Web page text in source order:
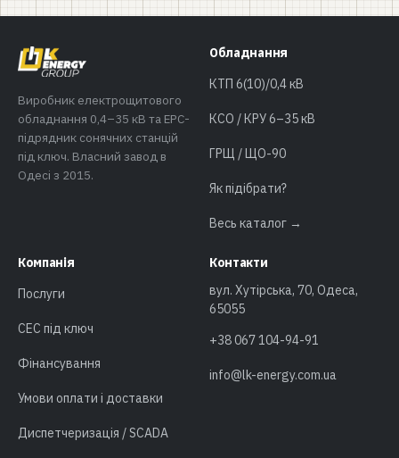
Виробник електрощитового
обладнання 0,4–35 кВ та EPC-
підрядник сонячних станцій
під ключ. Власний завод в
Одесі з 2015.
Обладнання
КТП 6(10)/0,4 кВ
КСО / КРУ 6–35 кВ
ГРЩ / ЩО-90
Як підібрати?
Весь каталог →
Компанія
Послуги
СЕС під ключ
Фінансування
Умови оплати і доставки
Диспетчеризація / SCADA
Контакти
вул. Хутірська, 70, Одеса,
65055
+38 067 104-94-91
info@lk-energy.com.ua